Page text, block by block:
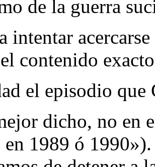
de la guerra
intentar
contenido
el episodio que
dicho, no en
en 1989 ó